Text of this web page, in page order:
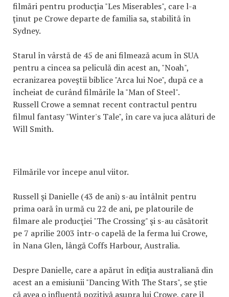
filmări pentru producţia "Les Miserables", care l-a
ţinut pe Crowe departe de familia sa, stabilită în
Sydney.
Starul în vârstă de 45 de ani filmează acum în SUA
pentru a cincea sa peliculă din acest an, "Noah",
ecranizarea poveştii biblice "Arca lui Noe", după ce a
încheiat de curând filmările la "Man of Steel".
Russell Crowe a semnat recent contractul pentru
filmul fantasy "Winter's Tale", în care va juca alături de
Will Smith.
Filmările vor începe anul viitor.
Russell şi Danielle (43 de ani) s-au întâlnit pentru
prima oară în urmă cu 22 de ani, pe platourile de
filmare ale producţiei "The Crossing" şi s-au căsătorit
pe 7 aprilie 2003 într-o capelă de la ferma lui Crowe,
în Nana Glen, lângă Coffs Harbour, Australia.
Despre Danielle, care a apărut în ediţia australiană din
acest an a emisiunii "Dancing With The Stars", se ştie
că avea o influenţă pozitivă asupra lui Crowe, care îl